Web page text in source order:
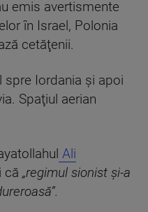
emis avertismente
în Israel, Polonia
cetăţenii.
spre Iordania şi apoi
Spaţiul aerian
Ali
că „regimul sionist şi-a